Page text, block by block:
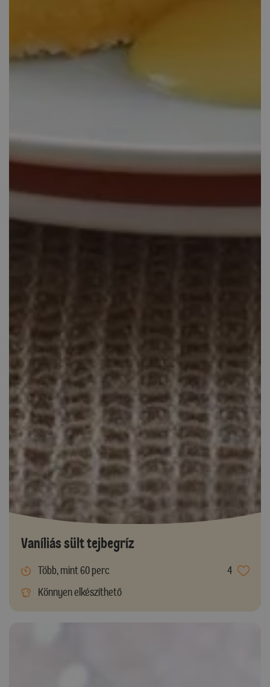
Vaníliás sült tejbegríz
Több, mint 60 perc
4
Könnyen elkészíthető